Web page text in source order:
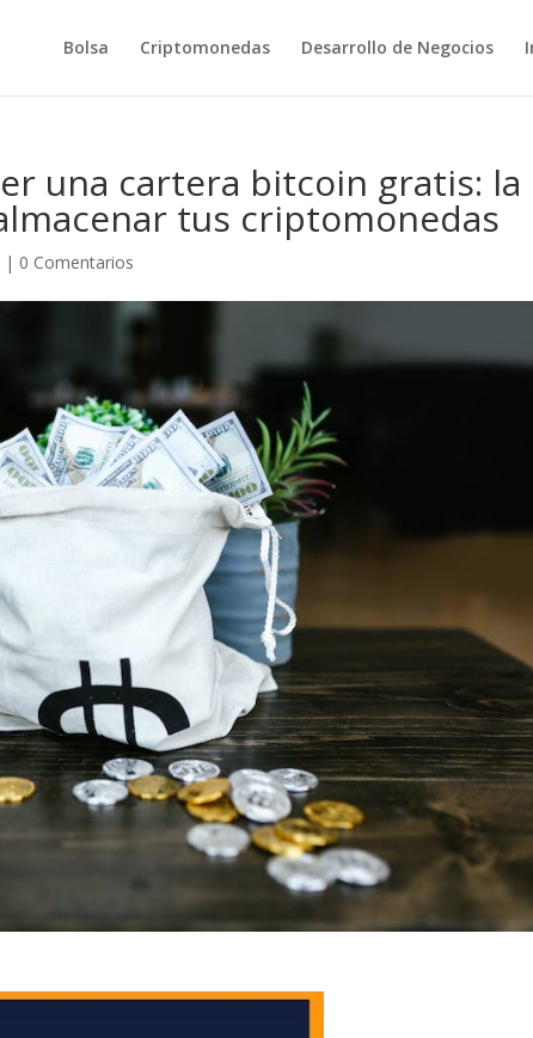
Bolsa Criptomonedas Desarrollo de Negocios
una cartera bitcoin gratis: la
tus criptomonedas
| 0 Comentarios